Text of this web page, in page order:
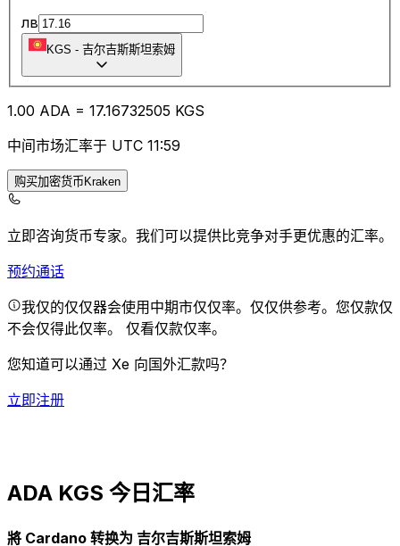
лв
KGS - 吉尔吉斯斯坦索姆
1.00 ADA = 17.16732505 KGS
中间市场汇率于 UTC 11:59
购买加密货币Kraken
立即咨询货币专家。 我们可以提供比竞争对手更优惠的汇率。
预约通话
我仅的仅仅器会使用中期市仅仅率。仅仅供参考。您仅款仅
不会仅得此仅率。 仅看仅款仅率。
您知道可以通过 Xe 向国外汇款吗？
立即注册
ADA KGS 今日汇率
將 Cardano 转换为 吉尔吉斯斯坦索姆